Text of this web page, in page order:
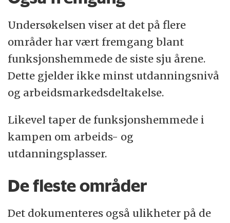
Undersøkelsen viser at det på flere
områder har vært fremgang blant
funksjonshemmede de siste sju årene.
Dette gjelder ikke minst utdanningsnivå
og arbeidsmarkedsdeltakelse.
Likevel taper de funksjonshemmede i
kampen om arbeids- og
utdanningsplasser.
De fleste områder
Det dokumenteres også ulikheter på de